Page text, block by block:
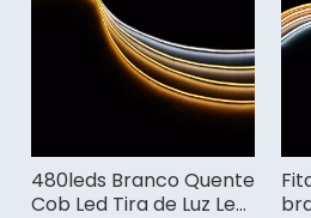
480leds Branco Quente
Cob Led Tira de Luz Led